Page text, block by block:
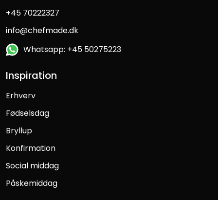
+45 70222327
info@chefmade.dk
Whatsapp: +45 50275223
Inspiration
Erhverv
Fødselsdag
Bryllup
Konfirmation
Social middag
Påskemiddag